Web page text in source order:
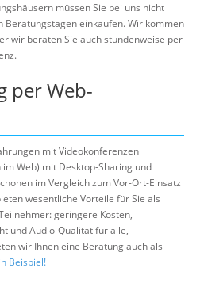
müssen Sie bei uns nicht
Beratungstagen einkaufen. Wir kommen
wir beraten Sie auch stundenweise per
per Web-
mit Videokonferenzen
Web) mit Desktop-Sharing und
im Vergleich zum Vor-Ort-Einsatz
wesentliche Vorteile für Sie als
geringere Kosten,
und Audio-Qualität für alle,
wir Ihnen eine Beratung auch als
Beispiel!